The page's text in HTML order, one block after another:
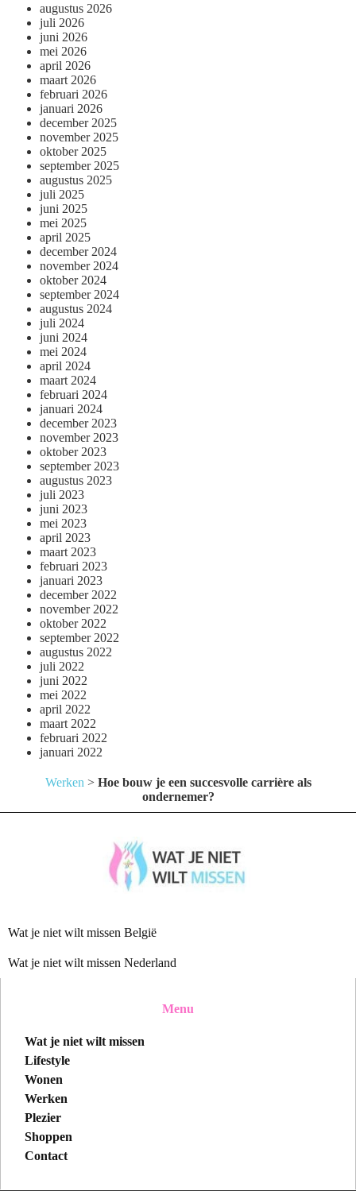
augustus 2026
juli 2026
juni 2026
mei 2026
april 2026
maart 2026
februari 2026
januari 2026
december 2025
november 2025
oktober 2025
september 2025
augustus 2025
juli 2025
juni 2025
mei 2025
april 2025
december 2024
november 2024
oktober 2024
september 2024
augustus 2024
juli 2024
juni 2024
mei 2024
april 2024
maart 2024
februari 2024
januari 2024
december 2023
november 2023
oktober 2023
september 2023
augustus 2023
juli 2023
juni 2023
mei 2023
april 2023
maart 2023
februari 2023
januari 2023
december 2022
november 2022
oktober 2022
september 2022
augustus 2022
juli 2022
juni 2022
mei 2022
april 2022
maart 2022
februari 2022
januari 2022
Werken > Hoe bouw je een succesvolle carrière als
ondernemer?
Wat je niet wilt missen België
Wat je niet wilt missen Nederland
Menu
Wat je niet wilt missen
Lifestyle
Wonen
Werken
Plezier
Shoppen
Contact